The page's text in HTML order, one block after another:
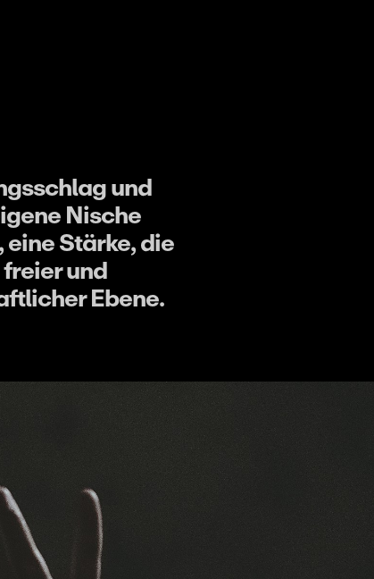
und
Nische
Stärke, die
und
Ebene.